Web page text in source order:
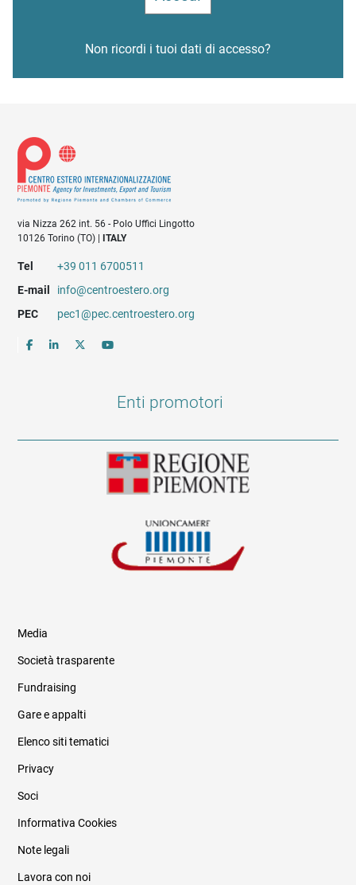
Non ricordi i tuoi dati di accesso?
via Nizza 262 int. 56 - Polo Uffici Lingotto
10126 Torino (TO) |
ITALY
Tel
+39 011 6700511
E-mail
info@centroestero.org
PEC
pec1@pec.centroestero.org
Enti promotori
Informazioni legali e trasparenza
Media
Società trasparente
Fundraising
Gare e appalti
Elenco siti tematici
Privacy
Soci
Informativa Cookies
Note legali
Lavora con noi